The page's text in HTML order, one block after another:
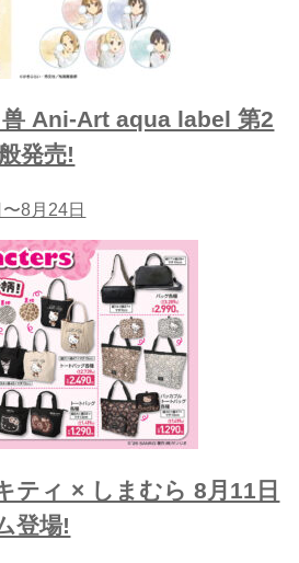
Ani-Art aqua label 第2
発売!
8月24日
ティ × しまむら 8月11日
登場!